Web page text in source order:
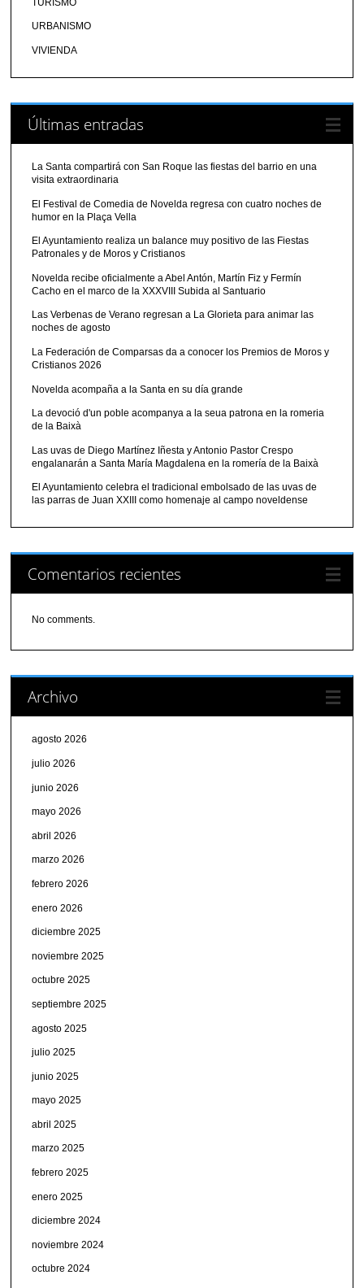
TURISMO
URBANISMO
VIVIENDA
Últimas entradas
La Santa compartirá con San Roque las fiestas del barrio en una
visita extraordinaria
El Festival de Comedia de Novelda regresa con cuatro noches de
humor en la Plaça Vella
El Ayuntamiento realiza un balance muy positivo de las Fiestas
Patronales y de Moros y Cristianos
Novelda recibe oficialmente a Abel Antón, Martín Fiz y Fermín
Cacho en el marco de la XXXVIII Subida al Santuario
Las Verbenas de Verano regresan a La Glorieta para animar las
noches de agosto
La Federación de Comparsas da a conocer los Premios de Moros y
Cristianos 2026
Novelda acompaña a la Santa en su día grande
La devoció d'un poble acompanya a la seua patrona en la romeria
de la Baixà
Las uvas de Diego Martínez Iñesta y Antonio Pastor Crespo
engalanarán a Santa María Magdalena en la romería de la Baixà
El Ayuntamiento celebra el tradicional embolsado de las uvas de
las parras de Juan XXIII como homenaje al campo noveldense
Comentarios recientes
No comments.
Archivo
agosto 2026
julio 2026
junio 2026
mayo 2026
abril 2026
marzo 2026
febrero 2026
enero 2026
diciembre 2025
noviembre 2025
octubre 2025
septiembre 2025
agosto 2025
julio 2025
junio 2025
mayo 2025
abril 2025
marzo 2025
febrero 2025
enero 2025
diciembre 2024
noviembre 2024
octubre 2024